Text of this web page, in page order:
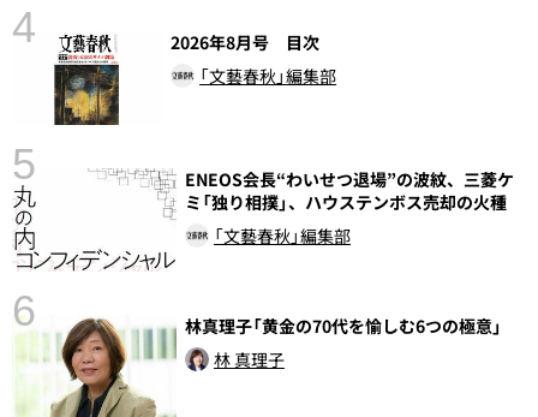
4
2026年8月号 目次
「文藝春秋」編集部
5
ENEOS会長“わいせつ退場”の波紋、三菱ケ
ミ「独り相撲」、ハウステンボス売却の火種
「文藝春秋」編集部
6
林真理子「黄金の70代を愉しむ6つの極意」
林 真理子